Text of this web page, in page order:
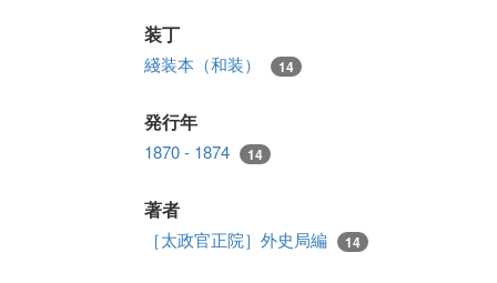
装丁
綫装本（和装） 14
発行年
1870 - 1874 14
著者
［太政官正院］外史局編 14